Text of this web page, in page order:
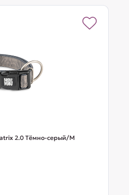
2.0 Тёмно-серый/M